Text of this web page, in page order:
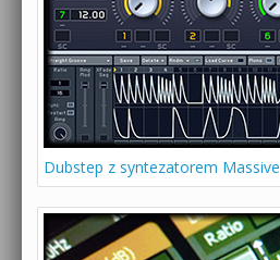
Dubstep z syntezatorem Massive